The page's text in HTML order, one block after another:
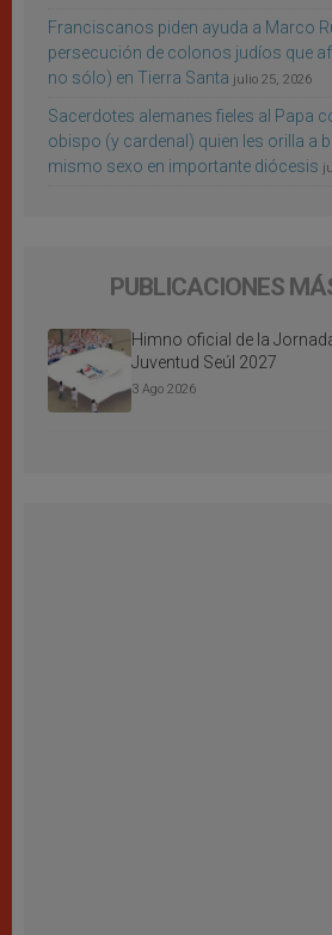
Franciscanos piden ayuda a Marco
persecución de colonos judíos que
no sólo) en Tierra Santa julio 25, 2026
Sacerdotes alemanes fieles al Papa
obispo (y cardenal) quien les orilla a
mismo sexo en importante diócesis
PUBLICACIONES
Himno oficial de la
Juventud Seúl 2027
3 Ago 2026